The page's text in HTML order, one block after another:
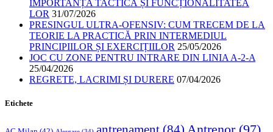
IMPORTANȚA TACTICĂ ȘI FUNCȚIONALITATEA
LOR 31/07/2026
PRESINGUL ULTRA-OFENSIV: CUM TRECEM DE LA
TEORIE LA PRACTICĂ PRIN INTERMEDIUL
PRINCIPIILOR ȘI EXERCIȚIILOR 25/05/2026
JOC CU ZONE PENTRU INTRARE DIN LINIA A-2-A
25/04/2026
REGRETE, LACRIMI ȘI DURERE 07/04/2026
Etichete